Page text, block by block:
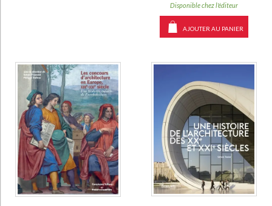
Disponible chez l'éditeur
AJOUTER AU PANIER